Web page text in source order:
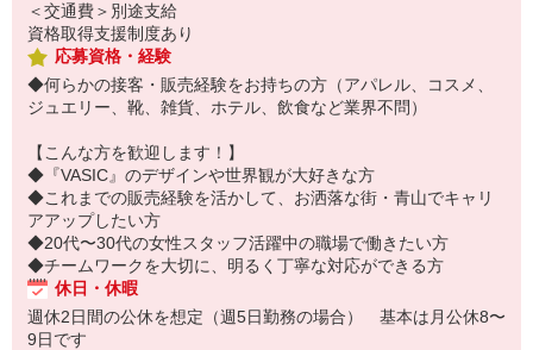
＜交通費＞別途支給
資格取得支援制度あり
応募資格・経験
◆何らかの接客・販売経験をお持ちの方（アパレル、コスメ、
ジュエリー、靴、雑貨、ホテル、飲食など業界不問）
【こんな方を歓迎します！】
◆『VASIC』のデザインや世界観が大好きな方
◆これまでの販売経験を活かして、お洒落な街・青山でキャリ
アアップしたい方
◆20代〜30代の女性スタッフ活躍中の職場で働きたい方
◆チームワークを大切に、明るく丁寧な対応ができる方
休日・休暇
週休2日間の公休を想定（週5日勤務の場合） 基本は月公休8〜
9日です